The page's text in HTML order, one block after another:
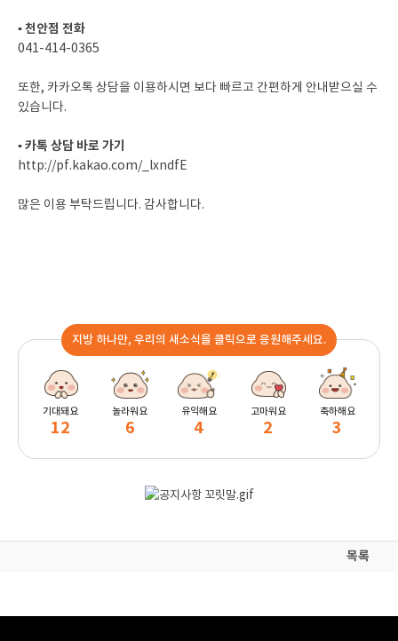
▪ 천안점 전화
041-414-0365
또한, 카카오톡 상담을 이용하시면 보다 빠르고 간편하게 안내받으실 수
있습니다.
▪ 카톡 상담 바로 가기
http://pf.kakao.com/_lxndfE
많은 이용 부탁드립니다. 감사합니다.
지방 하나만, 우리의 새소식을 클릭으로 응원해주세요.
기대돼요
12
놀라워요
6
유익해요
4
고마워요
2
축하해요
3
목록